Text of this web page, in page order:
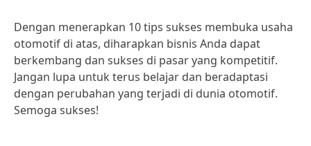
Dengan menerapkan 10 tips sukses membuka usaha
otomotif di atas, diharapkan bisnis Anda dapat
berkembang dan sukses di pasar yang kompetitif.
Jangan lupa untuk terus belajar dan beradaptasi
dengan perubahan yang terjadi di dunia otomotif.
Semoga sukses!